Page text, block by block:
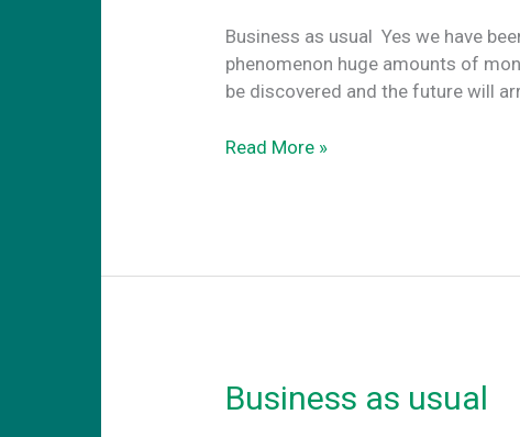
Business as usual Yes we have
phenomenon huge amounts of
be discovered and the future will
Business
Read More »
Business as usual